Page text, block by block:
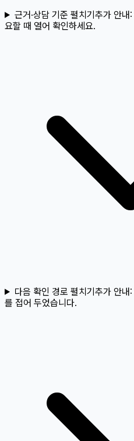
근거·상담 기준 펼치기추가 안내:
요할 때 열어 확인하세요.
다음 확인 경로 펼치기추가 안내:
를 접어 두었습니다.